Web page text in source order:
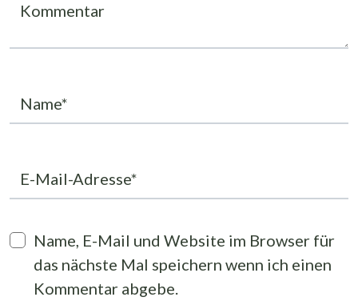
Kommentar
Name*
E-Mail-Adresse*
Name, E-Mail und Website im Browser für
das nächste Mal speichern wenn ich einen
Kommentar abgebe.